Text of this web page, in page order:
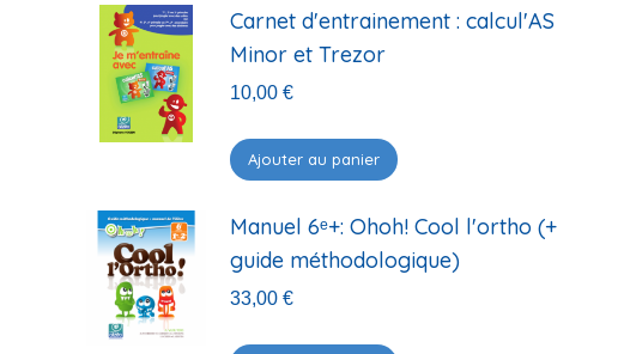
Carnet d'entrainement : calcul'AS
Minor et Trezor
10,00 €
Ajouter au panier
Manuel 6ᵉ+: Ohoh! Cool l'ortho (+
guide méthodologique)
33,00 €